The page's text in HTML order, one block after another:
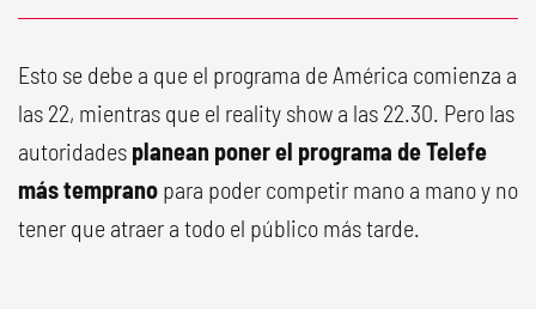
Esto se debe a que el programa de América comienza a
las 22, mientras que el reality show a las 22.30. Pero las
autoridades planean poner el programa de Telefe
más temprano para poder competir mano a mano y no
tener que atraer a todo el público más tarde.